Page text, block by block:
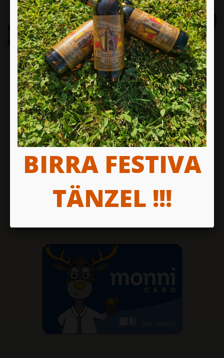
Gastro Drink Sas di Paul Riegler & Co.,
via G.Galilei 11 a Bolzano
P.IVA 02562190211
Tragitto in Google Maps
BIRRA FESTIVA
TÄNZEL !!!